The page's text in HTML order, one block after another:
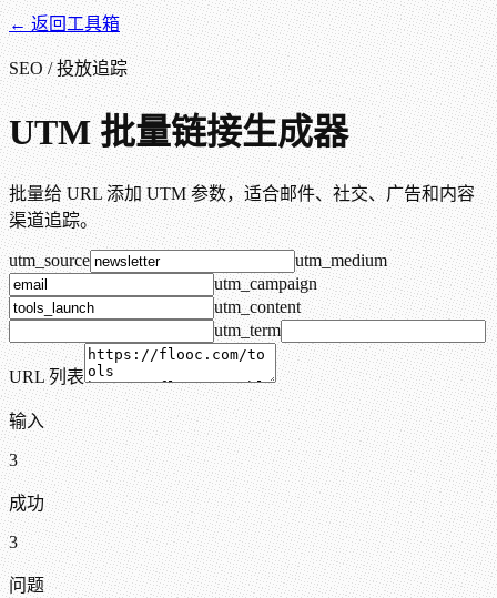
← 返回工具箱
SEO / 投放追踪
UTM 批量链接生成器
批量给 URL 添加 UTM 参数，适合邮件、社交、广告和内容
渠道追踪。
utm_source
utm_medium
utm_campaign
utm_content
utm_term
URL 列表
输入
3
成功
3
问题